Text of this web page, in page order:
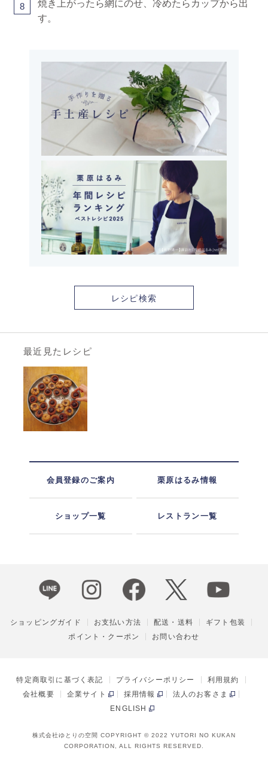
8
焼き上がったら網にのせ、冷めたらカップから出
す。
レシピ検索
最近見たレシピ
会員登録のご案内 栗原はるみ情報
ショップ一覧 レストラン一覧
ショッピングガイド お支払い方法 配送・送料
ギフト包装
ポイント・クーポン
お問い合わせ
特定商取引に基づく表記 プライバシーポリシー
利用規約
会社概要
企業サイト 採用情報
法人のお客さま
ENGLISH
株式会社ゆとりの空間 COPYRIGHT © 2022 YUTORI NO KUKAN
CORPORATION, ALL RIGHTS RESERVED.